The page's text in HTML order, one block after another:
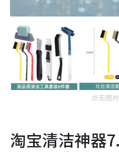
点击图
淘宝清洁神器